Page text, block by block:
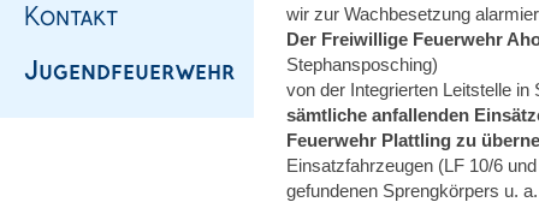
wir zur Wachbesetzung
Der Freiwillige Feuerwehr
Stephansposching)
von der Integrierten Leitstelle in
sämtliche anfallenden
Feuerwehr Plattling zu
Einsatzfahrzeugen (LF 10/6
gefundenen Sprengkörpers u.